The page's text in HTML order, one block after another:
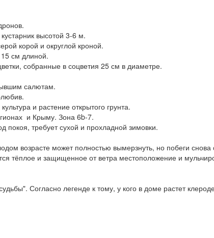
высотой 3-6 м.
корой и округлой кроной.
см длиной.
собранные в соцветия 25 см в диаметре.
салютам.
и растение открытого грунта.
и Крыму. Зона 6b-7.
требует сухой и прохладной зимовки.
возрасте может полностью вымерзнуть, но побеги снова
тёплое и защищенное от ветра местоположение и
Согласно легенде к тому, у кого в доме растет